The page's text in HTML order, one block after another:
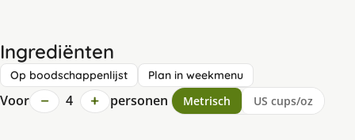
Ingrediënten
Op boodschappenlijst Plan in weekmenu
Voor − 4 + personen Metrisch US cups/oz